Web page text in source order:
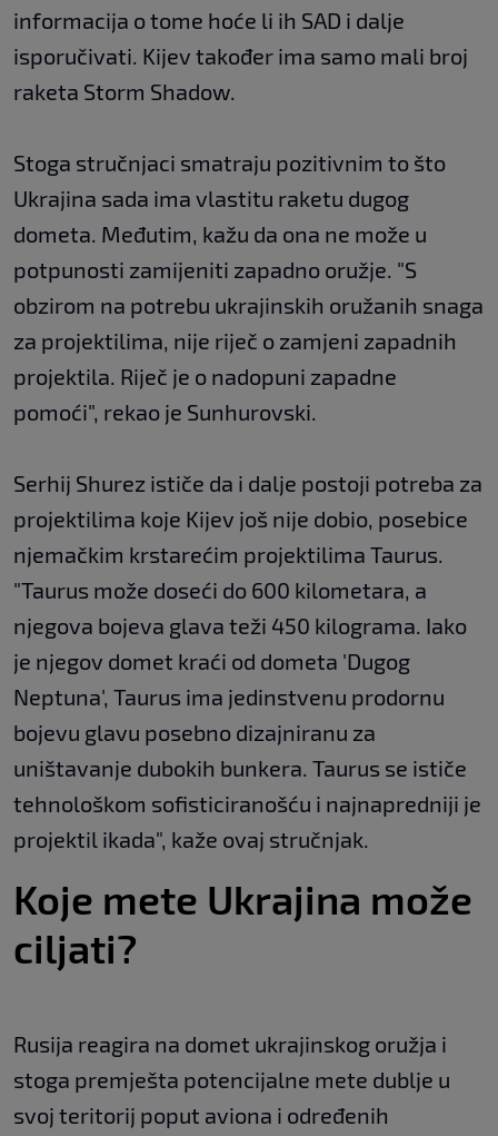
informacija o tome hoće li ih SAD i dalje
isporučivati​. Kijev također ima samo mali broj
raketa Storm Shadow.
Stoga stručnjaci smatraju pozitivnim to što
Ukrajina sada ima vlastitu raketu dugog
dometa. Međutim, kažu da ona ne može u
potpunosti zamijeniti zapadno oružje. "S
obzirom na potrebu ukrajinskih oružanih snaga
za projektilima, nije riječ o zamjeni zapadnih
projektila. Riječ je o nadopuni zapadne
pomoći", rekao je Sunhurovski.
Serhij Shurez ističe da i dalje postoji potreba za
projektilima koje Kijev još nije dobio, posebice
njemačkim krstarećim projektilima Taurus.
"Taurus može doseći do 600 kilometara, a
njegova bojeva glava teži 450 kilograma. Iako
je njegov domet kraći od dometa 'Dugog
Neptuna', Taurus ima jedinstvenu prodornu
bojevu glavu posebno dizajniranu za
uništavanje dubokih bunkera. Taurus se ističe
tehnološkom sofisticiranošću i najnapredniji je
projektil ikada", kaže ovaj stručnjak.
Koje mete Ukrajina može
ciljati?
Rusija reagira na domet ukrajinskog oružja i
stoga premješta potencijalne mete dublje u
svoj teritorij poput aviona i određenih